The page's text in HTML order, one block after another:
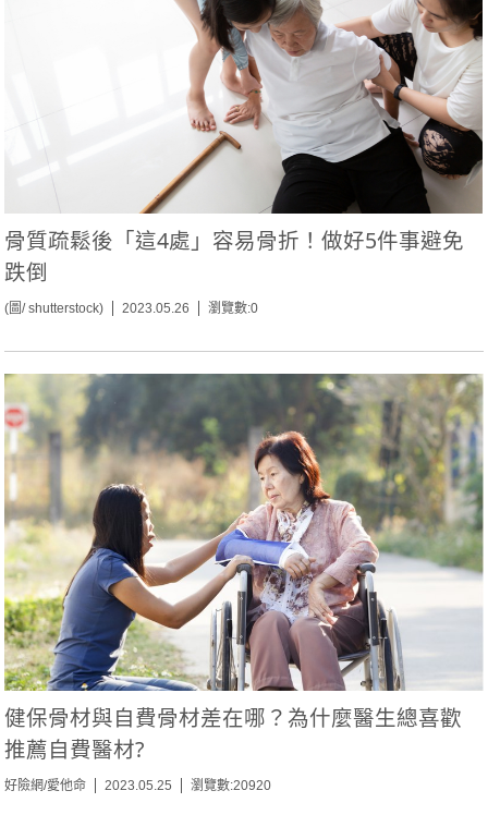
骨質疏鬆後「這4處」容易骨折！做好5件事避免
跌倒
(圖/ shutterstock) 2023.05.26 瀏覽數:0
健保骨材與自費骨材差在哪？為什麼醫生總喜歡
推薦自費醫材?
好險網/愛他命 2023.05.25 瀏覽數:20920